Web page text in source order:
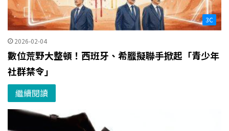
3C
2026-02-04
數位荒野大整頓！西班牙、希臘擬聯手掀起「青少年
社群禁令」
繼續閱讀